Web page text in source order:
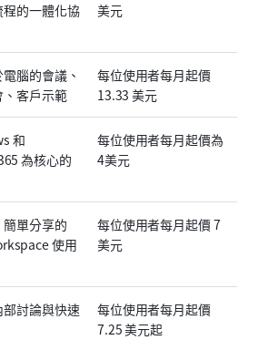
的一體化協
美元
腦的會議、
客戶示範
每位使用者每月起價
13.33 美元
和
為核心的
每位使用者每月起價為
4美元
單分享的
使用
每位使用者每月起價 7
美元
討論與快速
每位使用者每月起價
7.25 美元起